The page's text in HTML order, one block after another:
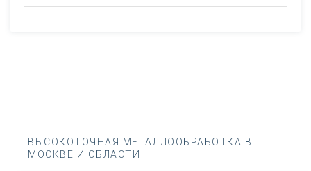
ВЫСОКОТОЧНАЯ МЕТАЛЛООБРАБОТКА В
МОСКВЕ И ОБЛАСТИ